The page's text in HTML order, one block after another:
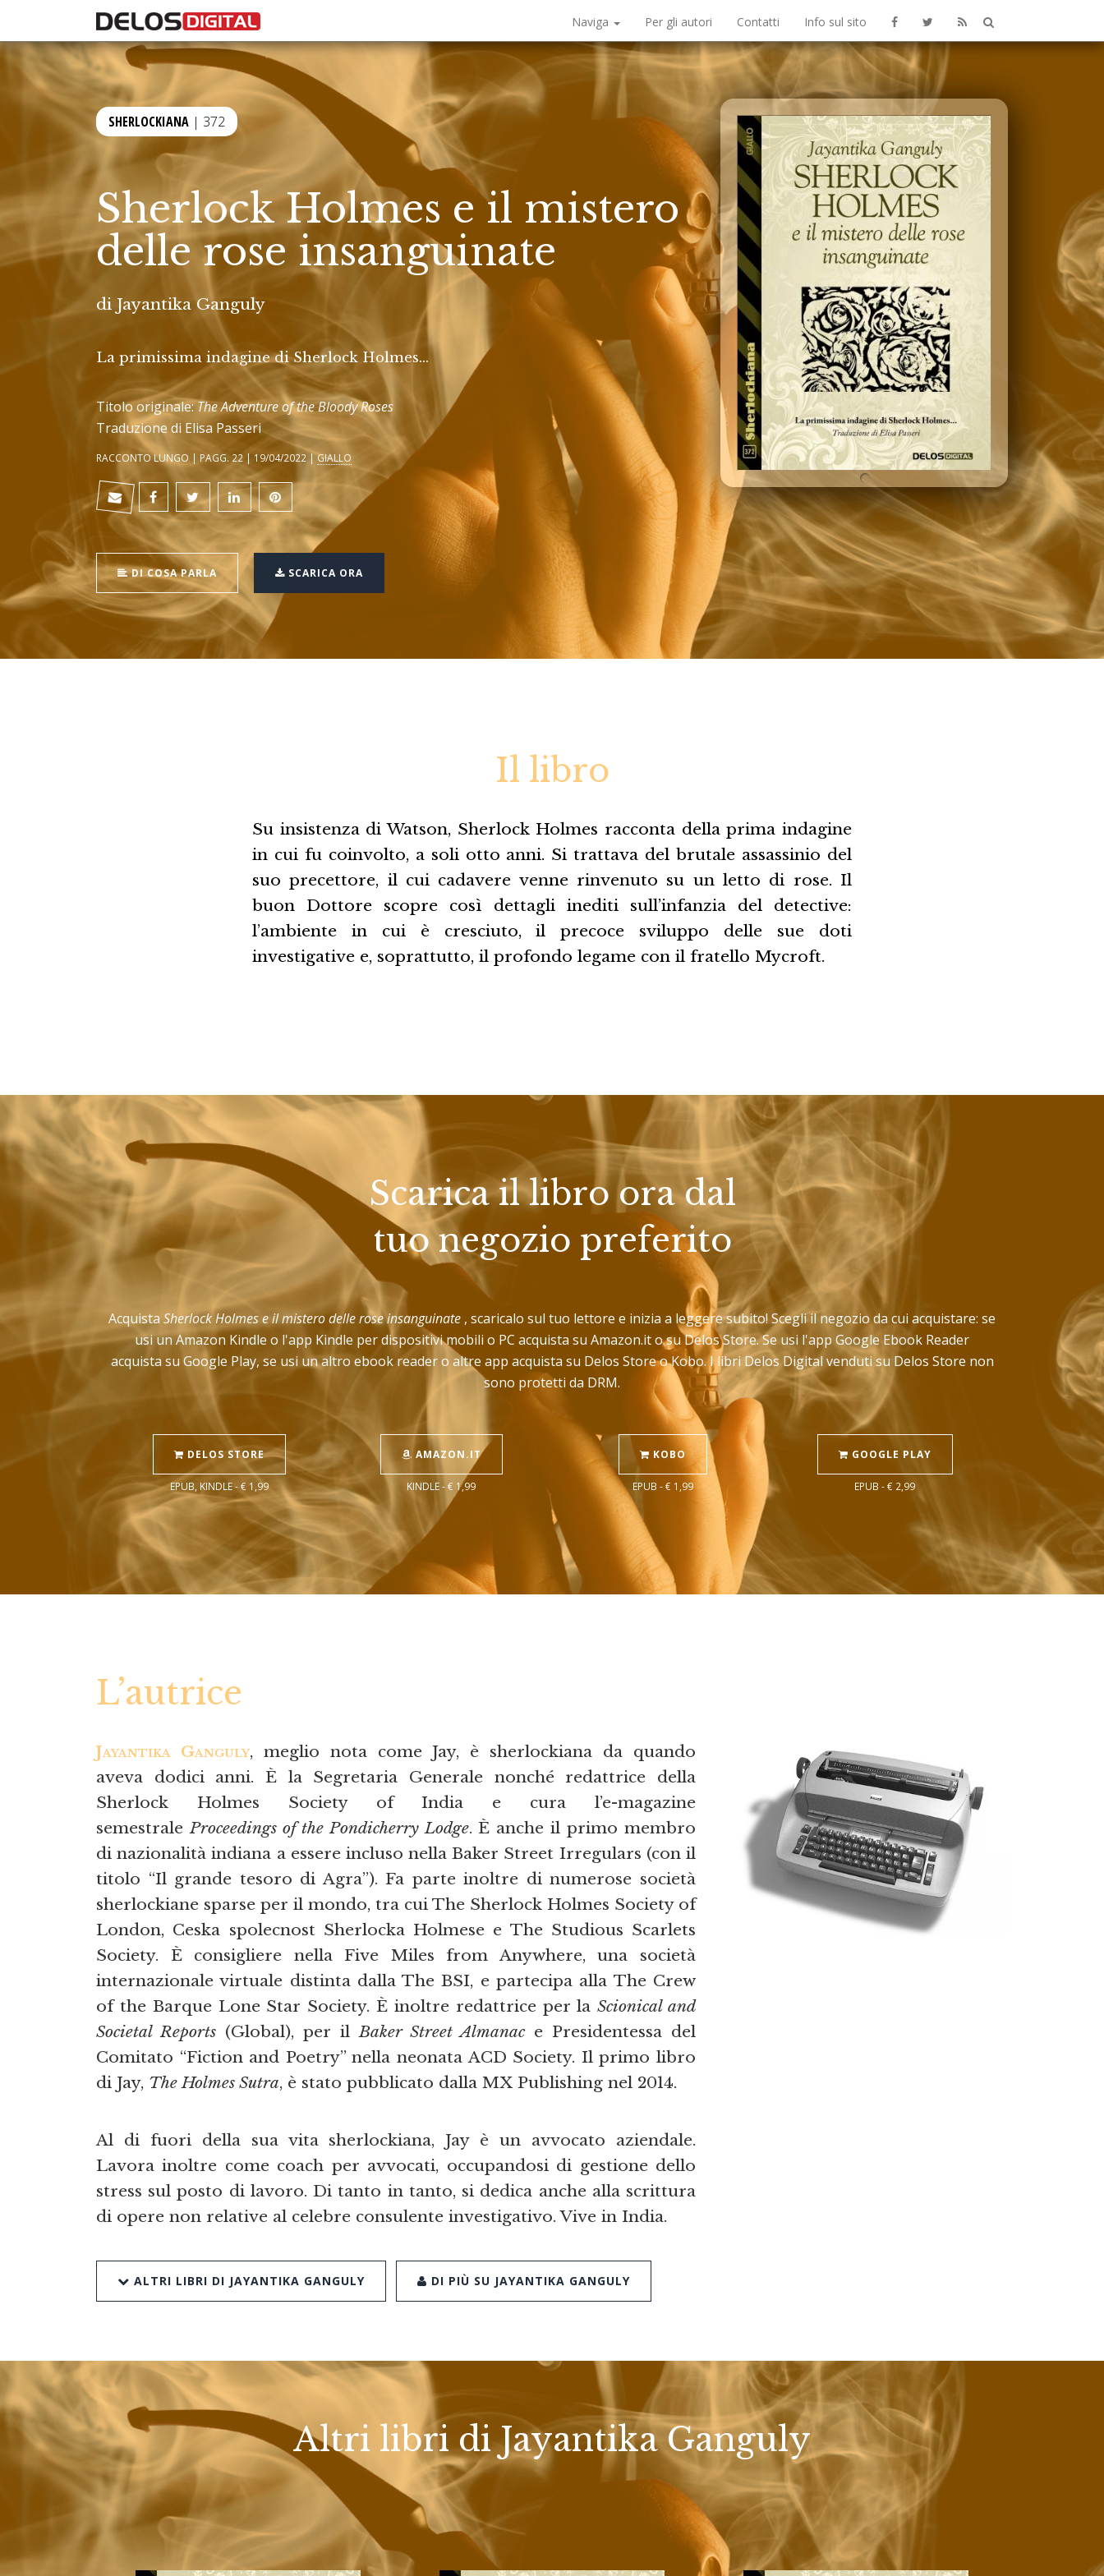
Naviga Per gli autori Contatti Info sul sito
SHERLOCKIANA | 372
Sherlock Holmes e il mistero
delle rose insanguinate
di Jayantika Ganguly
La primissima indagine di Sherlock Holmes...
Titolo originale:The Adventure of the Bloody Roses
Traduzione di Elisa Passeri
RACCONTO LUNGO | PAGG. 22 | 19/04/2022 |GIALLO
DI COSA PARLA SCARICA ORA
Il libro
Su insistenza di Watson, Sherlock Holmes racconta della prima indagine
in cui fu coinvolto, a soli otto anni. Si trattava del brutale assassinio del
suo precettore, il cui cadavere venne rinvenuto su un letto di rose. Il
buon Dottore scopre così dettagli inediti sull’infanzia del detective:
l’ambiente in cui è cresciuto, il precoce sviluppo delle sue doti
investigative e, soprattutto, il profondo legame con il fratello Mycroft.
Scarica il libro ora dal
tuo negozio preferito
Acquista Sherlock Holmes e il mistero delle rose insanguinate , scaricalo sul tuo lettore e inizia a leggere subito! Scegli il negozio da cui acquistare: se
usi un Amazon Kindle o l'app Kindle per dispositivi mobili o PC acquista su Amazon.it o su Delos Store. Se usi l'app Google Ebook Reader
acquista su Google Play, se usi un altro ebook reader o altre app acquista su Delos Store o Kobo. I libri Delos Digital venduti su Delos Store non
sono protetti da DRM.
DELOS STORE
EPUB, KINDLE - € 1,99
AMAZON.IT
KINDLE - € 1,99
KOBO
EPUB - € 1,99
GOOGLE PLAY
EPUB - € 2,99
L’autrice
Jayantika Ganguly, meglio nota come Jay, è sherlockiana da quando
aveva dodici anni. È la Segretaria Generale nonché redattrice della
Sherlock Holmes Society of India e cura l’e-magazine
semestraleProceedings of the Pondicherry Lodge. È anche il primo membro
di nazionalità indiana a essere incluso nella Baker Street Irregulars (con il
titolo “Il grande tesoro di Agra”). Fa parte inoltre di numerose società
sherlockiane sparse per il mondo, tra cui The Sherlock Holmes Society of
London, Ceska spolecnost Sherlocka Holmese e The Studious Scarlets
Society. È consigliere nella Five Miles from Anywhere, una società
internazionale virtuale distinta dalla The BSI, e partecipa alla The Crew
of the Barque Lone Star Society. È inoltre redattrice per laScionical and
Societal Reports(Global), per ilBaker Street Almanace Presidentessa del
Comitato “Fiction and Poetry” nella neonata ACD Society. Il primo libro
di Jay, The Holmes Sutra, è stato pubblicato dalla MX Publishing nel 2014.
Al di fuori della sua vita sherlockiana, Jay è un avvocato aziendale.
Lavora inoltre come coach per avvocati, occupandosi di gestione dello
stress sul posto di lavoro. Di tanto in tanto, si dedica anche alla scrittura
di opere non relative al celebre consulente investigativo. Vive in India.
ALTRI LIBRI DI JAYANTIKA GANGULY DI PIÙ SU JAYANTIKA GANGULY
Altri libri di Jayantika Ganguly